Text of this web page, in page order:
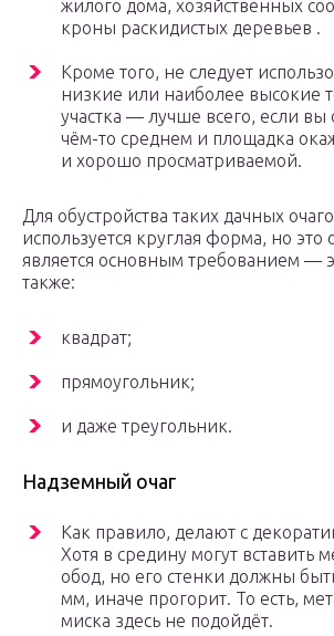
жилого дома, хозяйственных
кроны раскидистых деревьев .
Кроме того, не следует
низкие или наиболее высокие
участка — лучше всего, если вы
чём-то среднем и площадка
и хорошо просматриваемой.
Для обустройства таких дачных
используется круглая форма, но это
является основным требованием —
также:
квадрат;
прямоугольник;
и даже треугольник.
Надземный очаг
Как правило, делают с
Хотя в средину могут вставить
обод, но его стенки должны
мм, иначе прогорит. То есть,
миска здесь не подойдёт.